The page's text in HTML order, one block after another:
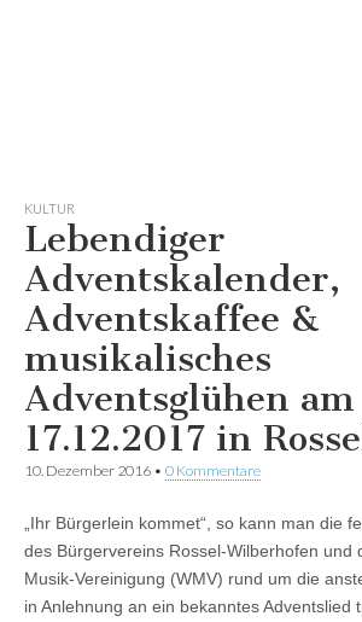
KULTUR
Lebendiger
Adventskalender,
Adventskaffee &
musikalisches
Adventsglühen am
17.12.2017 in
10. Dezember 2016 • 0 Kommentare
„Ihr Bürgerlein kommet“, so kann man die
des Bürgervereins Rossel-Wilberhofen und
Musik-Vereinigung (WMV) rund um die
in Anlehnung an ein bekanntes Adventslied